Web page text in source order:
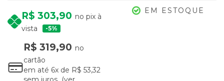
R$ 303,90 no pix à
vista
5%
R$ 319,90 no
cartão
em até 6x de R$ 53,32
EM ESTOQUE